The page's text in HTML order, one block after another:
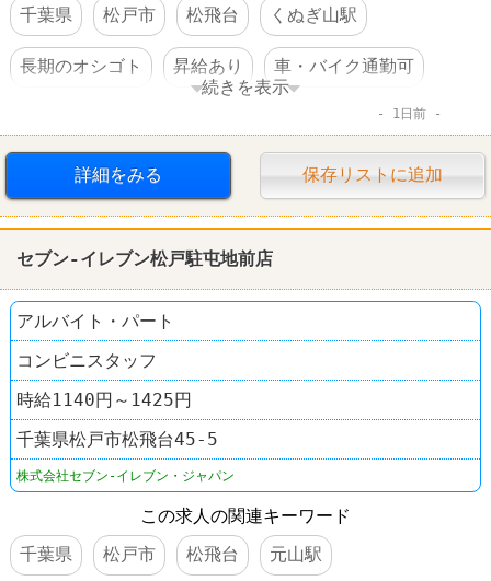
千葉県
松戸市 松飛台 くぬぎ山駅
長期のオシゴト 昇給あり 車・バイク通勤可
続きを表示
1日前
詳細をみる 保存リストに追加
セブン-イレブン松戸駐屯地前店
アルバイト・パート
コンビニスタッフ
時給1140円～1425円
千葉県松戸市松飛台45-5
株式会社セブン-イレブン・ジャパン
この求人の関連キーワード
千葉県
松戸市 松飛台 元山駅